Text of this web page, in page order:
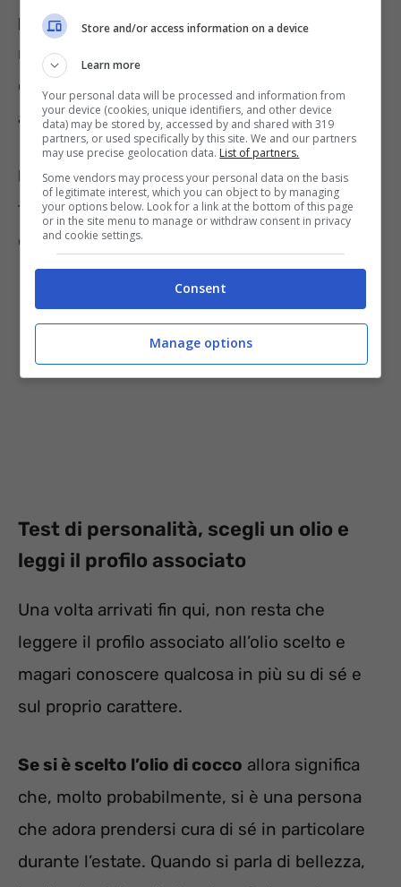
profilo associato. Non ci sono particolari
regole, ma la cosa importante è non barare è
quindi scegliere prima l’olio e poi il profilo
associato e non viceversa.
LEGGI ANCHE:Test di personalità, qual è la
tua giostra preferita? Sceglila e scopri
qualcosa in più su di te
Test di personalità, scegli un olio e
leggi il profilo associato
Una volta arrivati fin qui, non resta che
leggere il profilo associato all’olio scelto e
magari conoscere qualcosa in più su di sé e
sul proprio carattere.
Se si è scelto l’olio di cocco allora significa
che, molto probabilmente, si è una persona
che adora prendersi cura di sé in particolare
durante l’estate. Quando si parla di bellezza,
Store and/or access information on a device
Learn more
Your personal data will be processed and information from
your device (cookies, unique identifiers, and other device
data) may be stored by, accessed by and shared with 319
partners, or used specifically by this site. We and our partners
may use precise geolocation data. List of partners.
Some vendors may process your personal data on the basis
of legitimate interest, which you can object to by managing
your options below. Look for a link at the bottom of this page
or in the site menu to manage or withdraw consent in privacy
and cookie settings.
Consent
Manage options